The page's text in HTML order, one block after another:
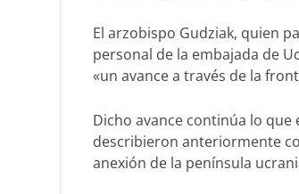
El arzobispo Gudziak, quien
personal de la embajada de
«un avance a través de la
Dicho avance continúa lo
describieron anteriormente
anexión de la península